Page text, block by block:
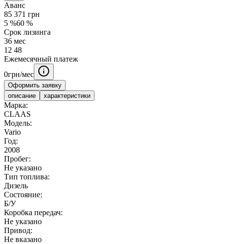
Аванс
85 371 грн
5 %60 %
Срок лизинга
36 мес
12 48
Ежемесячный платеж
0грн/мес
Оформить заявку
описание
характеристики
Марка:
CLAAS
Модель:
Vario
Год:
2008
Пробег:
Не указано
Тип топлива:
Дизель
Состояние:
Б/У
Коробка передач:
Не указано
Привод:
Не вказано